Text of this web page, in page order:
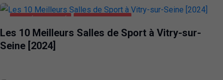
SANTÉ ET BEAUTÉ VITRY-SUR-SEINE
Les 10 Meilleurs Salles de Sport à Vitry-sur-
Seine [2024]